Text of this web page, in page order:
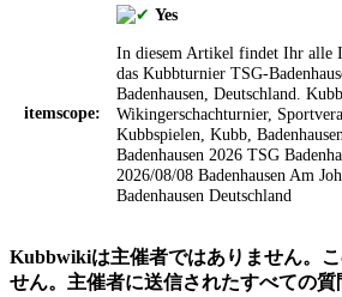
itemscope:
Yes
In diesem Artikel findet Ihr alle
das Kubbturnier TSG-
Badenhausen, Deutschland.
Wikingerschachturnier,
Kubbspielen, Kubb,
Badenhausen 2026 TSG
2026/08/08 Badenhausen Am
Badenhausen Deutschland
Kubbwikiは主催者ではありません。
せん。主催者に送信されたすべての質